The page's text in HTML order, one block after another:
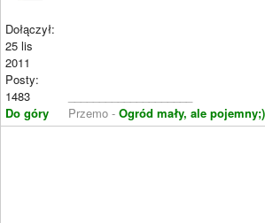
Dołączył:
25 lis
2011
Posty:
1483
Do góry
Przemo - Ogród mały, ale pojemny;)